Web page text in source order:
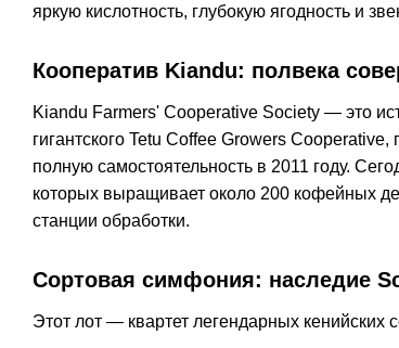
яркую кислотность, глубокую ягодность и
Кооператив Kiandu: полвека
Kiandu Farmers' Cooperative Society — это
гигантского Tetu Coffee Growers
полную самостоятельность в 2011 году.
которых выращивает около 200 кофейных
станции обработки.
Сортовая симфония: наследие
Этот лот — квартет легендарных кенийских